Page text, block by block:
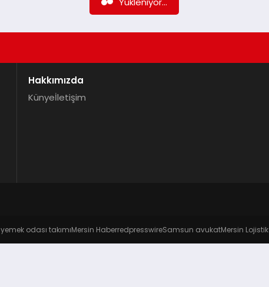
Hakkımızda
Künyeİletişim
yemek odası takımıMersin HaberredpresswireSamsun avukatMersin Lojistik